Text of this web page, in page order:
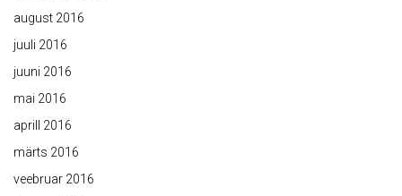
august 2016
juuli 2016
juuni 2016
mai 2016
aprill 2016
märts 2016
veebruar 2016